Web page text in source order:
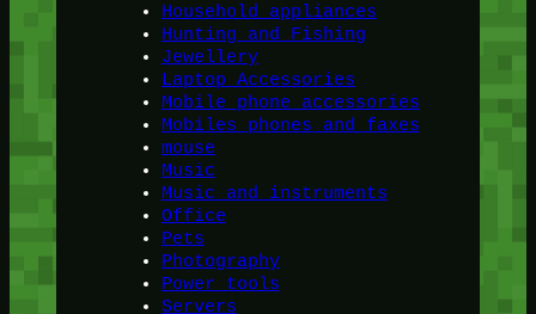
Household appliances
Hunting and Fishing
Jewellery
Laptop Accessories
Mobile phone accessories
Mobiles phones and faxes
mouse
Music
Music and instruments
Office
Pets
Photography
Power tools
Servers